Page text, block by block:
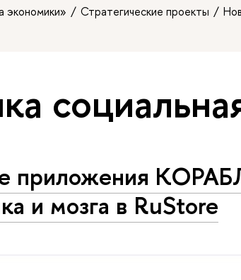
экономики» Стратегические проекты
приложения
и мозга в RuStore